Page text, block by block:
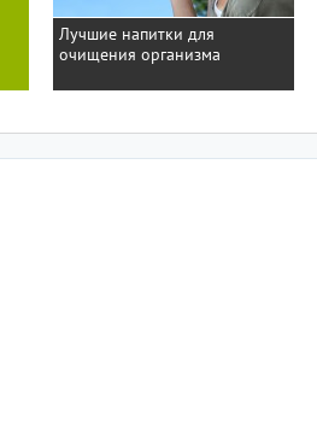
Лучшие напитки для
очищения организма